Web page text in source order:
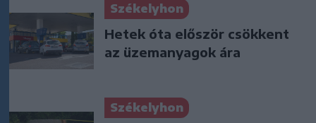
Székelyhon
Hetek óta először csökkent
az üzemanyagok ára
Székelyhon